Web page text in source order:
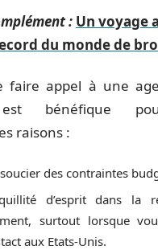
: Un voyage
du monde de
faire appel à une
bénéfique
raisons :
des contraintes
d’esprit dans la
surtout lorsque
aux Etats-Unis.